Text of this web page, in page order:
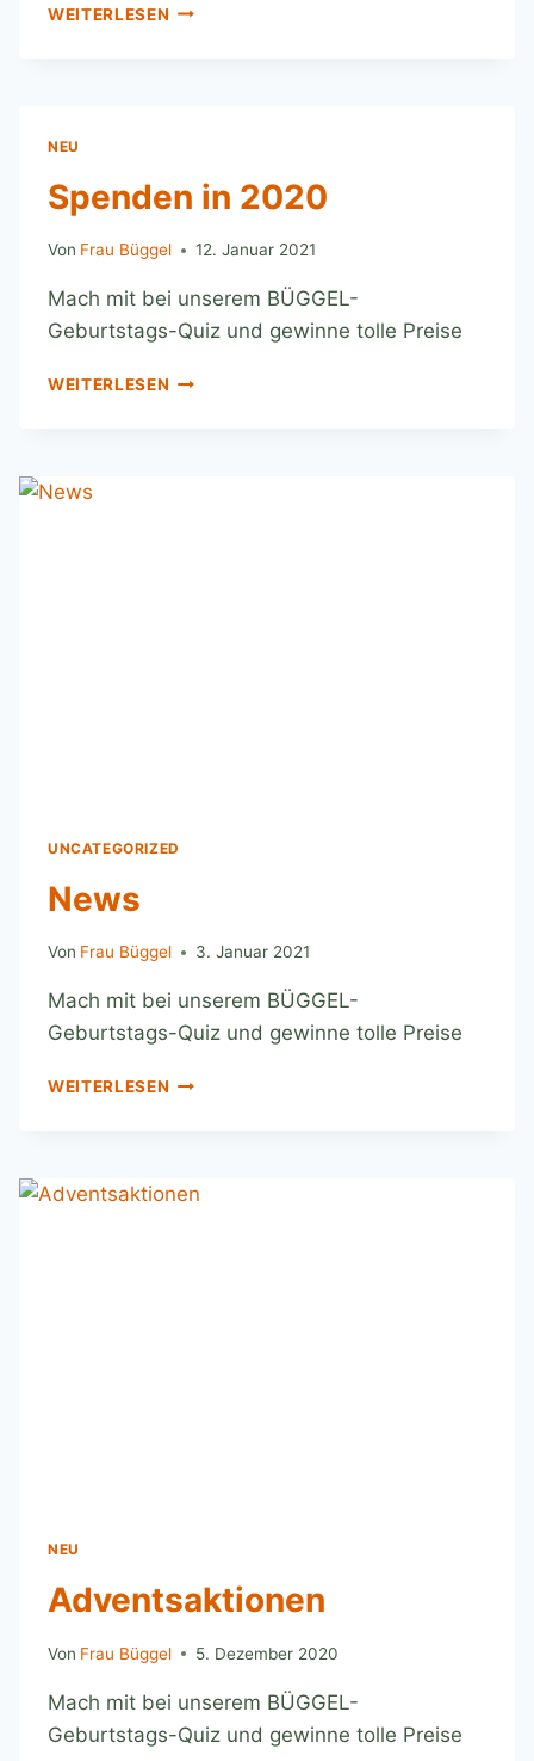
WEITERLESEN
NEU
Spenden in 2020
Von Frau Büggel 12. Januar 2021
Mach mit bei unserem BÜGGEL-
Geburtstags-Quiz und gewinne tolle Preise
WEITERLESEN
UNCATEGORIZED
News
Von Frau Büggel 3. Januar 2021
Mach mit bei unserem BÜGGEL-
Geburtstags-Quiz und gewinne tolle Preise
WEITERLESEN
NEU
Adventsaktionen
Von Frau Büggel 5. Dezember 2020
Mach mit bei unserem BÜGGEL-
Geburtstags-Quiz und gewinne tolle Preise